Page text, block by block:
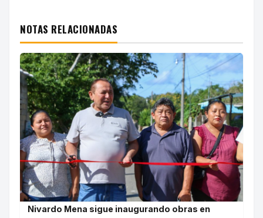
NOTAS RELACIONADAS
Nivardo Mena sigue inaugurando obras en